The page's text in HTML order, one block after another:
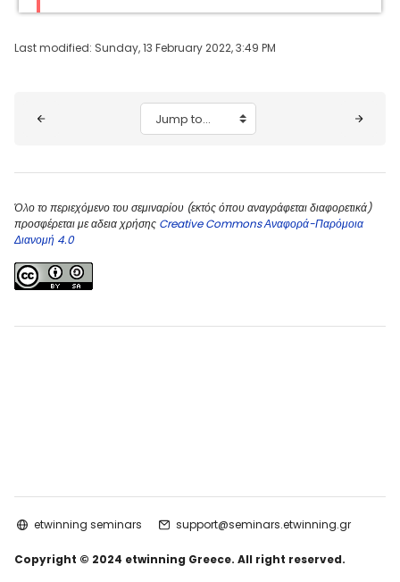
Last modified: Sunday, 13 February 2022, 3:49 PM
Jump to...
Όλο το περιεχόμενο του σεμιναρίου (εκτός όπου αναγράφεται διαφορετικά)
προσφέρεται με αδεια χρήσης Creative Commons Αναφορά-Παρόμοια
Διανομή 4.0
etwinning seminars support@seminars.etwinning.gr
Copyright © 2024 etwinning Greece. All right reserved.